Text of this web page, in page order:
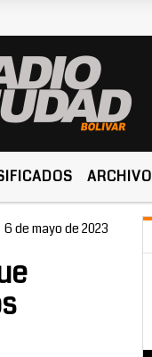
ARCHIVO
6 de mayo de 2023